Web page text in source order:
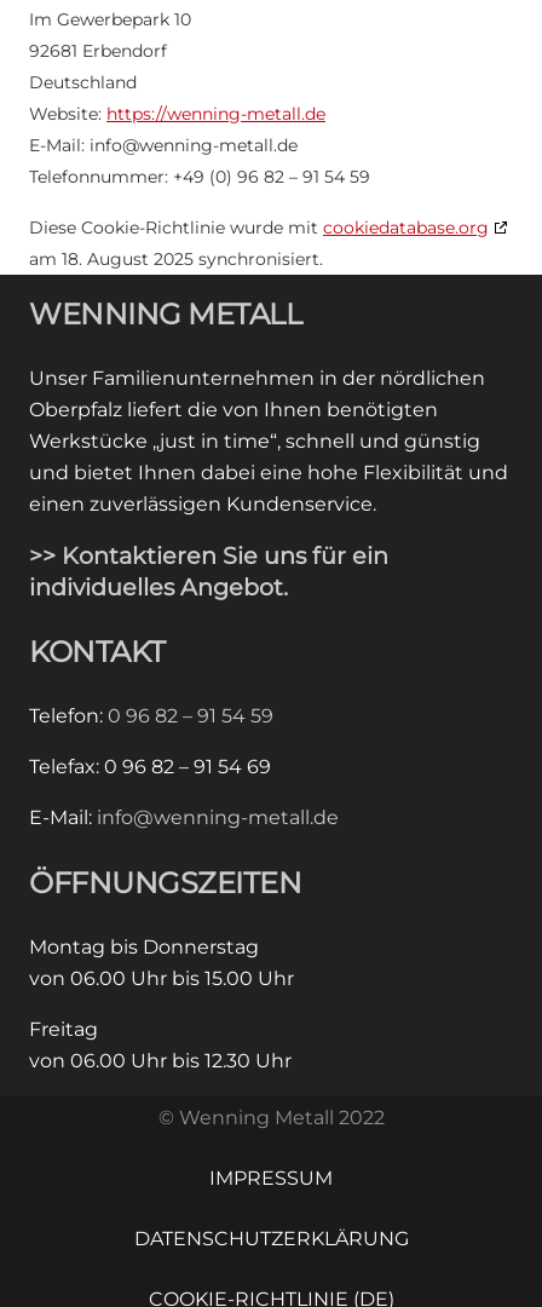
Im Gewerbepark 10
92681 Erbendorf
Deutschland
Website: https://wenning-metall.de
E-Mail: info@wenning-metall.de
Telefonnummer: +49 (0) 96 82 – 91 54 59
Diese Cookie-Richtlinie wurde mit cookiedatabase.org
am 18. August 2025 synchronisiert.
WENNING METALL
Unser Familienunternehmen in der nördlichen
Oberpfalz liefert die von Ihnen benötigten
Werkstücke „just in time“, schnell und günstig
und bietet Ihnen dabei eine hohe Flexibilität und
einen zuverlässigen Kundenservice.
>> Kontaktieren Sie uns für ein
individuelles Angebot.
KONTAKT
Telefon: 0 96 82 – 91 54 59
Telefax: 0 96 82 – 91 54 69
E-Mail: info@wenning-metall.de
ÖFFNUNGSZEITEN
Montag bis Donnerstag
von 06.00 Uhr bis 15.00 Uhr
Freitag
von 06.00 Uhr bis 12.30 Uhr
© Wenning Metall 2022
IMPRESSUM
DATENSCHUTZERKLÄRUNG
COOKIE-RICHTLINIE (DE)